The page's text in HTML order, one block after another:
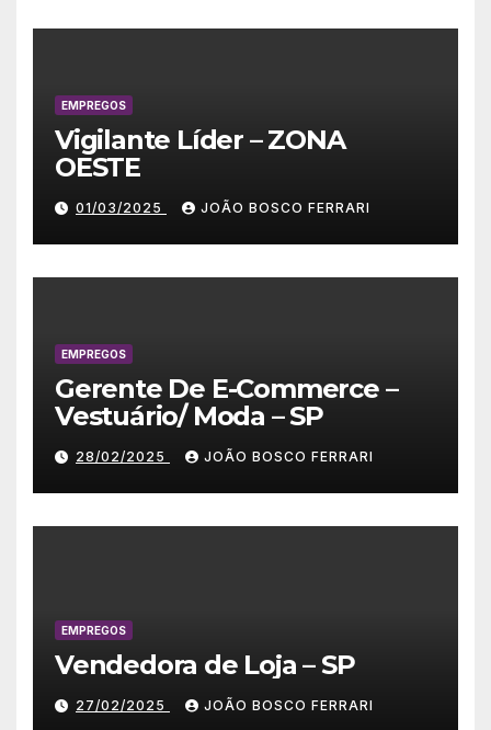
EMPREGOS
Vigilante Líder – ZONA
OESTE
01/03/2025 JOÃO BOSCO FERRARI
EMPREGOS
Gerente De E-Commerce –
Vestuário/ Moda – SP
28/02/2025 JOÃO BOSCO FERRARI
EMPREGOS
Vendedora de Loja – SP
27/02/2025 JOÃO BOSCO FERRARI